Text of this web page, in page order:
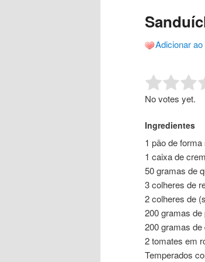
conteúdo
conteúdo
Adicionar
Rate this item:
No votes yet.
Ingredientes
1 pão de
1 caixa de
50 gramas de
3 colheres de
2 colheres de
200 gramas de
200 gramas de
2 tomates em
Temperados